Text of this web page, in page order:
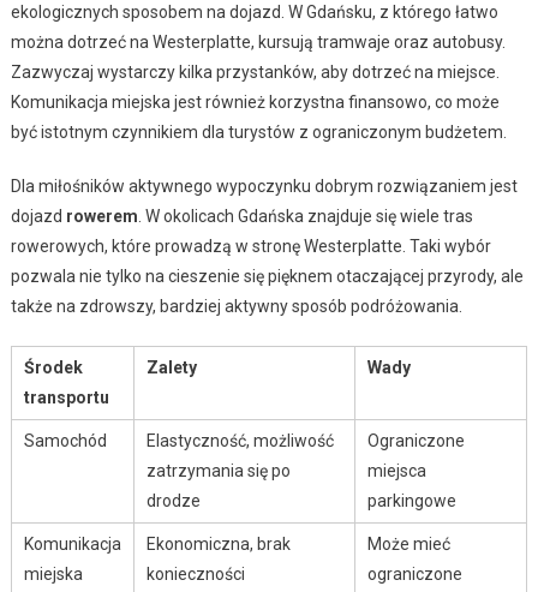
ekologicznych sposobem na dojazd. W Gdańsku, z którego łatwo
można dotrzeć na Westerplatte, kursują tramwaje oraz autobusy.
Zazwyczaj wystarczy kilka przystanków, aby dotrzeć na miejsce.
Komunikacja miejska jest również korzystna finansowo, co może
być istotnym czynnikiem dla turystów z ograniczonym budżetem.
Dla miłośników aktywnego wypoczynku dobrym rozwiązaniem jest
dojazd rowerem . W okolicach Gdańska znajduje się wiele tras
rowerowych, które prowadzą w stronę Westerplatte. Taki wybór
pozwala nie tylko na cieszenie się pięknem otaczającej przyrody, ale
także na zdrowszy, bardziej aktywny sposób podróżowania.
Środek
transportu
Zalety Wady
Samochód
Elastyczność, możliwość
zatrzymania się po
drodze
Ograniczone
miejsca
parkingowe
Komunikacja
miejska
Ekonomiczna, brak
konieczności
Może mieć
ograniczone